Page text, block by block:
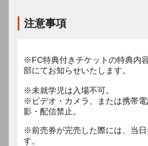
注意事項
※FC特典付きチケットの特典内
部にてお知らせいたします。
※未就学児は入場不可。
※ビデオ・カメラ、または携帯
影・配信禁止。
※前売券が完売した際には、当
す。